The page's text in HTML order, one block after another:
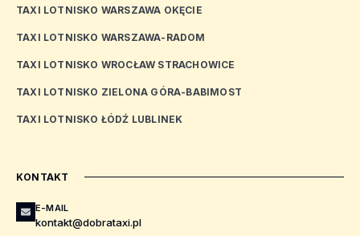
TAXI LOTNISKO WARSZAWA OKĘCIE
TAXI LOTNISKO WARSZAWA-RADOM
TAXI LOTNISKO WROCŁAW STRACHOWICE
TAXI LOTNISKO ZIELONA GÓRA-BABIMOST
TAXI LOTNISKO ŁÓDŹ LUBLINEK
KONTAKT
E-MAIL
kontakt@dobrataxi.pl